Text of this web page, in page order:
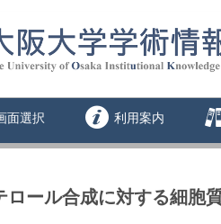
面選択 利用案内
ロール合成に対する細胞